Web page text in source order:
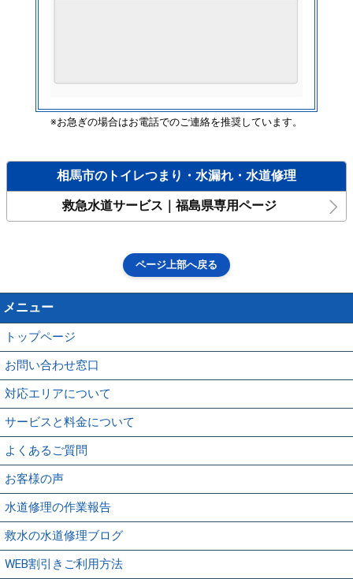
※お急ぎの場合はお電話でのご連絡を推奨しています。
相馬市のトイレつまり・水漏れ・水道修理
救急水道サービス｜福島県専用ページ
ページ上部へ戻る
メニュー
トップページ
お問い合わせ窓口
対応エリアについて
サービスと料金について
よくあるご質問
お客様の声
水道修理の作業報告
救水の水道修理ブログ
WEB割引きご利用方法